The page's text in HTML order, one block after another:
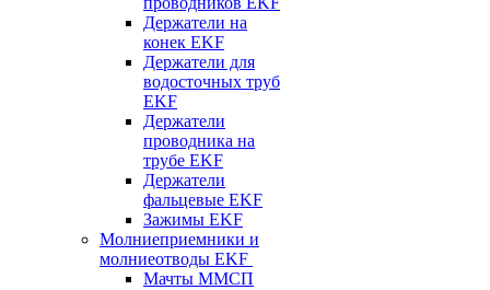
Держатели на
конек EKF
Держатели для
водосточных труб
EKF
Держатели
проводника на
трубе EKF
Держатели
фальцевые EKF
Зажимы EKF
Молниеприемники и
молниеотводы EKF
Мачты ММСП